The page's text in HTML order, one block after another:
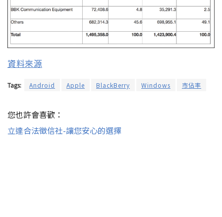
資料來源
Tags: Android Apple BlackBerry Windows 市佔率
您也許會喜歡：
立達合法徵信社-讓您安心的選擇